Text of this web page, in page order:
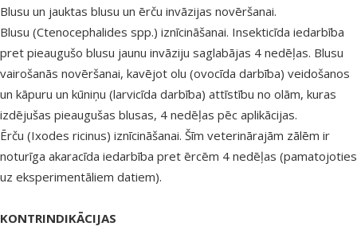
Blusu un jauktas blusu un ērču invāzijas novēršanai.
Blusu (Ctenocephalides spp.) iznīcināšanai. Insekticīda iedarbība
pret pieaugušo blusu jaunu invāziju saglabājas 4 nedēļas. Blusu
vairošanās novēršanai, kavējot olu (ovocīda darbība) veidošanos
un kāpuru un kūniņu (larvicīda darbība) attīstību no olām, kuras
izdējušas pieaugušas blusas, 4 nedēļas pēc aplikācijas.
Ērču (Ixodes ricinus) iznīcināšanai. Šīm veterinārajām zālēm ir
noturīga akaracīda iedarbība pret ērcēm 4 nedēļas (pamatojoties
uz eksperimentāliem datiem).
KONTRINDIKĀCIJAS